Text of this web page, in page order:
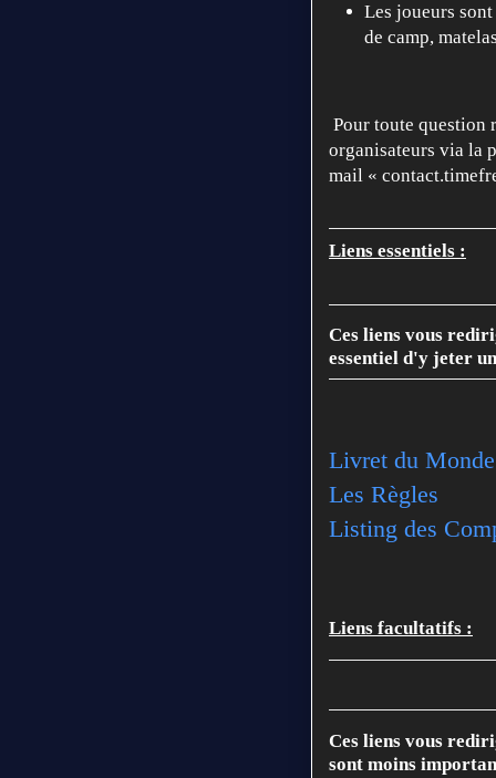
Les joueurs
de camp,
Pour toute question
organisateurs via la
mail «
Liens essentiels :
Ces liens vous
essentiel d'y jeter
Livret du
Les Règles
Listing des
Liens facultatifs :
Ces liens vous
sont moins